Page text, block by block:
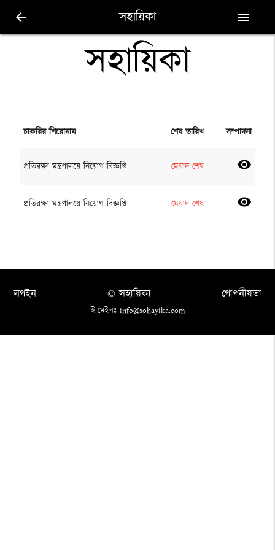
arrow_back সহায়িকা menu
সহায়িকা
চাকরির শিরোনাম শেষ তারিখ সম্পাদনা
প্রতিরক্ষা মন্ত্রণালয়ে নিয়োগ বিজ্ঞপ্তি মেয়াদ শেষ visibility
প্রতিরক্ষা মন্ত্রণালয়ে নিয়োগ বিজ্ঞপ্তি মেয়াদ শেষ visibility
লগইন গোপনীয়তা
© সহায়িকা
ই-মেইলঃ info@sohayika.com